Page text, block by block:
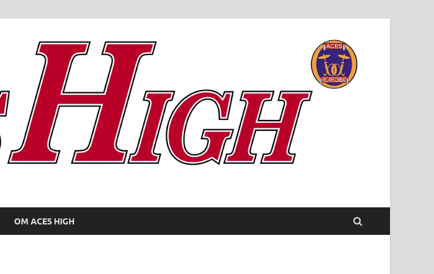
OM ACES HIGH